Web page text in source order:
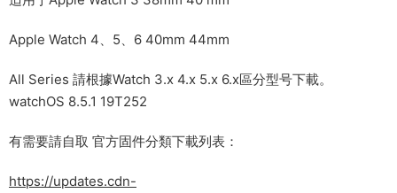
Apple Watch 4、5、6 40mm 44mm
All Series 請根據Watch 3.x 4.x 5.x 6.x區分型号下載。
watchOS 8.5.1 19T252
有需要請自取 官方固件分類下載列表：
https://updates.cdn-